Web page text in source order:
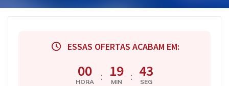
ESSAS OFERTAS ACABAM EM:
00
HORA : 19
MIN : 42
SEG